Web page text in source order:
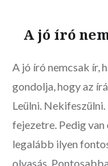
A jó író
A jó író nemcsak ír,
gondolja, hogy az
Leülni.
fejezetre. Pedig van
legalább ilyen
olvasás.